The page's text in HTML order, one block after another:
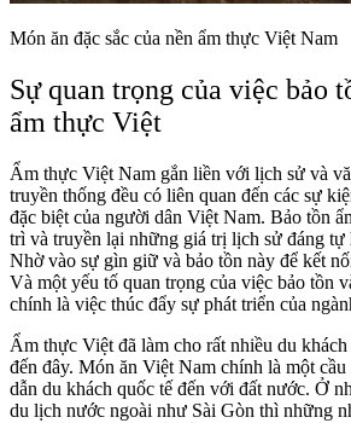
Món ăn đặc sắc của nền ẩm thực Việt Nam
Sự quan trọng của việc bảo
ẩm thực Việt
Ẩm thực Việt Nam gắn liền với lịch sử và
truyền thống đều có liên quan đến các sự
đặc biệt của người dân Việt Nam. Bảo tồn
trì và truyền lại những giá trị lịch sử đáng tự
Nhờ vào sự gìn giữ và bảo tồn này để kết
Và một yếu tố quan trọng của việc bảo tồn
chính là việc thúc đẩy sự phát triển của
Ẩm thực Việt đã làm cho rất nhiều du
đến đây. Món ăn Việt Nam chính là một
dẫn du khách quốc tế đến với đất nước. Ở
du lịch nước ngoài như Sài Gòn thì những